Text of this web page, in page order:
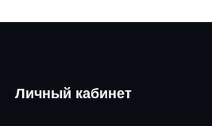
Личный кабинет